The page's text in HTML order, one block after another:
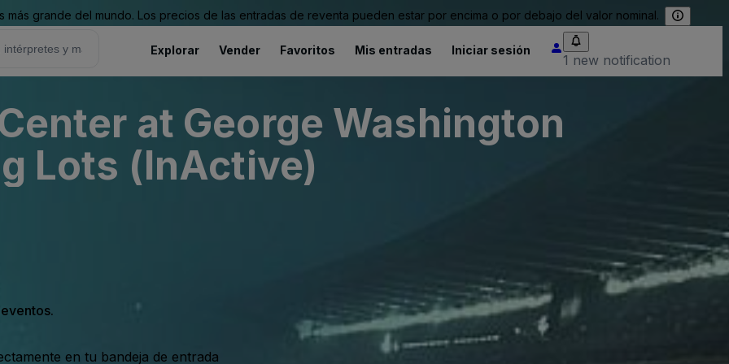
grande del mundo. Los precios de las entradas de reventa pueden estar por encima o por debajo del valor nominal.
Explorar Vender Favoritos Mis entradas Iniciar sesión
1 new notification
at George Washington
Lots (InActive)
en tu bandeja de entrada